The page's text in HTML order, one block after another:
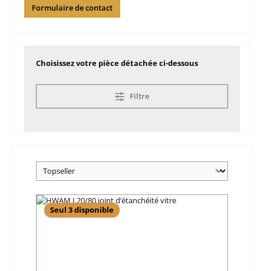
Formulaire de contact
Choisissez votre pièce détachée ci-dessous
Filtre
Seul 3 disponible